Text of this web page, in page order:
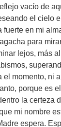
vacío de
el cielo
en mi
para
lejos, más
el momento, ni
porque es
la certeza
mi nombre
espera.